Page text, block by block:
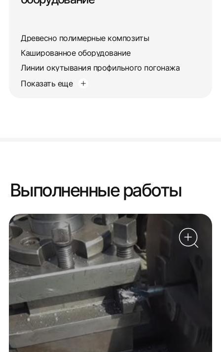
Древесно полимерные композиты
Кашированное оборудование
Линии окутывания профильного погонажа
Показать еще
Выполненные работы